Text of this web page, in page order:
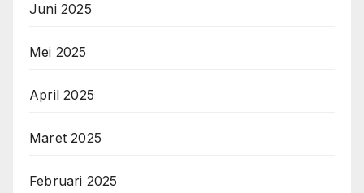
Juni 2025
Mei 2025
April 2025
Maret 2025
Februari 2025